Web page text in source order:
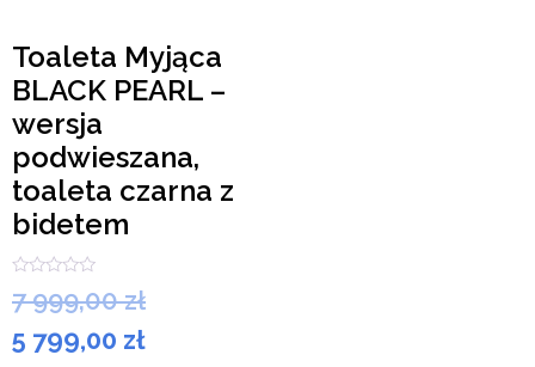
Toaleta Myjąca
BLACK PEARL –
wersja
podwieszana,
toaleta czarna z
bidetem
0
na
5
7 999,00zł
5 799,00 zł